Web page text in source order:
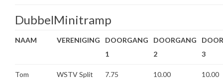
DubbelMinitramp
NAAM VERENIGING
DOORGANG
1
DOORGANG
2
3
Tom
WSTV Split 7.75 10.00 10.00